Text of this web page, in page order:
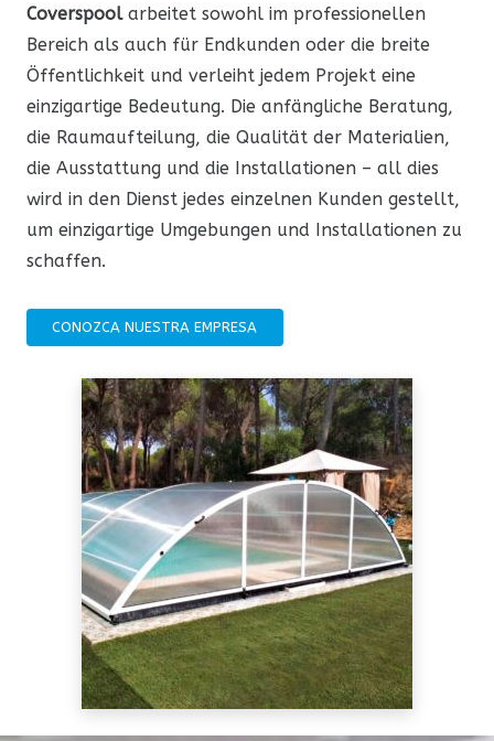
Coverspoolarbeitet sowohl im professionellen
Bereich als auch für Endkunden oder die breite
Öffentlichkeit und verleiht jedem Projekt eine
einzigartige Bedeutung. Die anfängliche Beratung,
die Raumaufteilung, die Qualität der Materialien,
die Ausstattung und die Installationen – all dies
wird in den Dienst jedes einzelnen Kunden gestellt,
um einzigartige Umgebungen und Installationen zu
schaffen.
CONOZCA NUESTRA EMPRESA
0